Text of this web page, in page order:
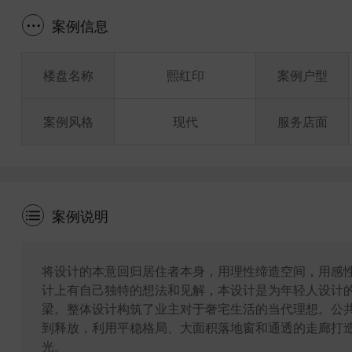
案例信息
楼盘名称
案例风格
熙红印
现代
案例户型
服务店面
案例说明
将设计的本意回归居住者本身，用理性缔造空间，用
计上有自己独特的想法和见解，本设计是为年轻人设
梁。整体设计构筑了业主对于奢宅生活的当代理想。
到释放，利用平稳格局、大面积落地窗和通透的走廊
光。